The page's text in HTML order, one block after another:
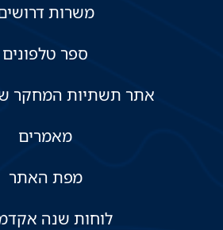
משרות
ספר טלפונים
אתר תשתיות המחקר
מאמרים
מפת האתר
לוחות שנה